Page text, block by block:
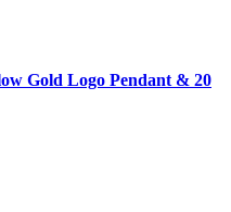
Gold Logo Pendant & 20